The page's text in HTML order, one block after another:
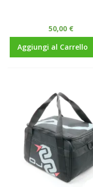
50,00 €
Aggiungi al Carrello